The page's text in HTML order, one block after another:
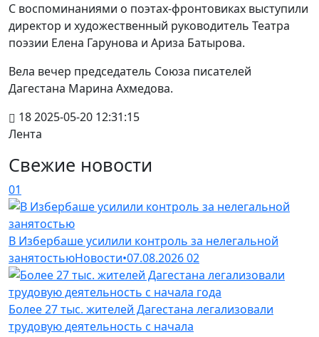
С воспоминаниями о поэтах-фронтовиках выступили
директор и художественный руководитель Театра
поэзии Елена Гарунова и Ариза Батырова.
Вела вечер председатель Союза писателей
Дагестана Марина Ахмедова.
182025-05-20 12:31:15
Лента
Свежие новости
01
В Избербаше усилили контроль за нелегальной
занятостьюНовости•07.08.202602
Более 27 тыс. жителей Дагестана легализовали
трудовую деятельность с начала